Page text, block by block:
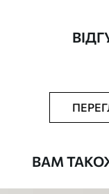
Додатково
ВАМ